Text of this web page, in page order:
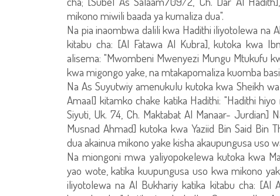
mikono miwili baada ya kumaliza dua".
Na pia inaombwa dalili kwa Hadithi iliyotolewa na
kitabu cha: [Al Fatawa Al Kubra], kutoka kwa
alisema: "Mwombeni Mwenyezi Mungu Mtukufu
kwa migongo yake, na mtakapomaliza kuomba
Na As Suyutwiy amenukulu kutoka kwa Sheikh
Amaal] kitamko chake katika Hadithi: "Hadithi
Siyuti, Uk. 74, Ch. Maktabat Al Manaar- Jurdian]
Musnad Ahmad] kutoka kwa Yaziid Bin Said Bin
dua akainua mikono yake kisha akaupungusa uso
Na miongoni mwa yaliyopokelewa kutoka kwa
yao wote, katika kuupungusa uso kwa mikono
iliyotolewa na Al Bukhariy katika kitabu cha: [Al